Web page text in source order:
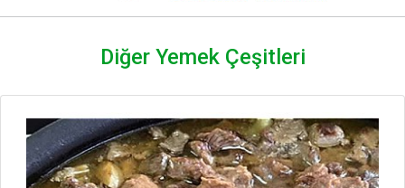
Diğer Yemek Çeşitleri